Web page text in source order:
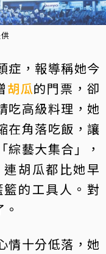
症，報導稱她今
胡瓜的門票，卻
吃高級料理，她
在角落吃飯，讓
綜藝大集合」，
胡瓜都比她早
的工具人。對
情十分低落，她